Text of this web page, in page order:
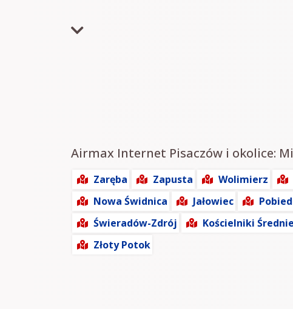
Airmax Internet Pisaczów i okolice:
Zaręba Zapusta Wolimierz
Nowa Świdnica
Jałowiec
Świeradów-Zdrój
Kościelniki Średnie
Złoty Potok